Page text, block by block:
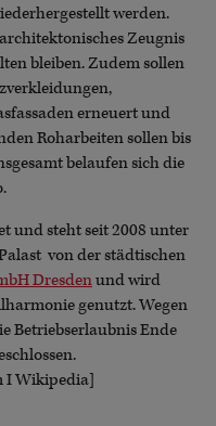
werden.
Zeugnis
bleiben. Zudem sollen
erneuert und
Roharbeiten sollen bis
belaufen sich die
und steht seit 2008 unter
von der städtischen
Dresdenund wird
genutzt. Wegen
Betriebserlaubnis Ende
I Wikipedia]